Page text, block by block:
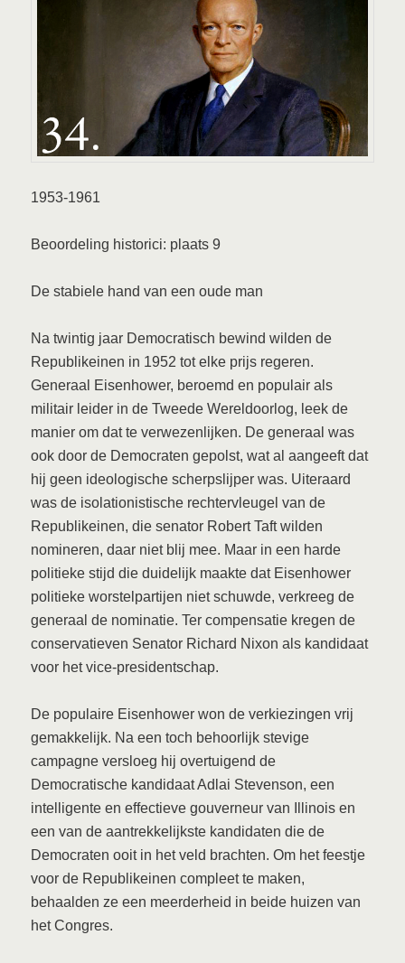
1953-1961
Beoordeling historici: plaats 9
De stabiele hand van een oude man
Na twintig jaar Democratisch bewind wilden de
Republikeinen in 1952 tot elke prijs regeren.
Generaal Eisenhower, beroemd en populair als
militair leider in de Tweede Wereldoorlog, leek de
manier om dat te verwezenlijken. De generaal was
ook door de Democraten gepolst, wat al aangeeft dat
hij geen ideologische scherpslijper was. Uiteraard
was de isolationistische rechtervleugel van de
Republikeinen, die senator Robert Taft wilden
nomineren, daar niet blij mee. Maar in een harde
politieke stijd die duidelijk maakte dat Eisenhower
politieke worstelpartijen niet schuwde, verkreeg de
generaal de nominatie. Ter compensatie kregen de
conservatieven Senator Richard Nixon als kandidaat
voor het vice-presidentschap.
De populaire Eisenhower won de verkiezingen vrij
gemakkelijk. Na een toch behoorlijk stevige
campagne versloeg hij overtuigend de
Democratische kandidaat Adlai Stevenson, een
intelligente en effectieve gouverneur van Illinois en
een van de aantrekkelijkste kandidaten die de
Democraten ooit in het veld brachten. Om het feestje
voor de Republikeinen compleet te maken,
behaalden ze een meerderheid in beide huizen van
het Congres.